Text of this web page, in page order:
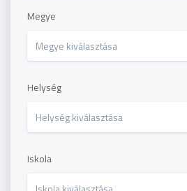
Megye
Helység
Iskola